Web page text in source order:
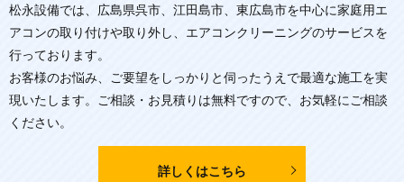
松永設備では、広島県呉市、江田島市、東広島市を中心に家庭用エ
アコンの取り付けや取り外し、エアコンクリーニングのサービスを
行っております。
お客様のお悩み、ご要望をしっかりと伺ったうえで最適な施工を実
現いたします。ご相談・お見積りは無料ですので、お気軽にご相談
ください。
詳しくはこちら